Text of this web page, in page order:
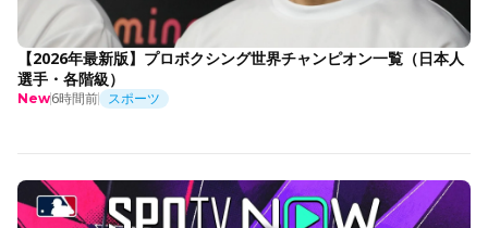
【2026年最新版】プロボクシング世界チャンピオン一覧（日本人
選手・各階級）
New6時間前 スポーツ